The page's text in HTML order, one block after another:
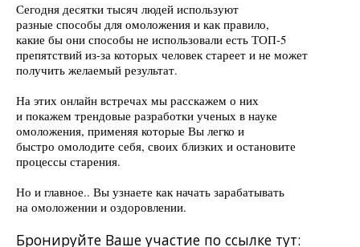
Сегодня десятки тысяч людей используют
разные способы для омоложения и как правило,
какие бы они способы не использовали есть ТОП-5
препятствий из-за которых человек стареет и не может
получить желаемый результат.
На этих онлайн встречах мы расскажем о них
и покажем трендовые разработки ученых в науке
омоложения, применяя которые Вы легко и
быстро омолодите себя, своих близких и остановите
процессы старения.
Но и главное.. Вы узнаете как начать зарабатывать
на омоложении и оздоровлении.
Бронируйте Ваше участие по ссылке тут: